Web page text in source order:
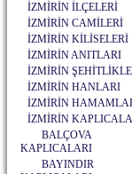
İZMİRİN İLÇELERİ
İZMİRİN CAMİLERİ
İZMİRİN KİLİSELERİ
İZMİRİN ANITLARI
İZMİRİN
İZMİRİN HANLARI
İZMİRİN
İZMİRİN
BALÇOVA
KAPLICALARI
BAYINDIR